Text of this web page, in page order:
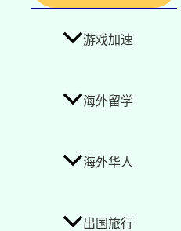
游戏加速
海外留学
海外华人
出国旅行